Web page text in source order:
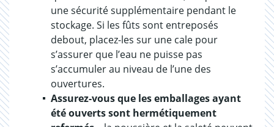
une sécurité supplémentaire pendant le
stockage. Si les fûts sont entreposés
debout, placez-les sur une cale pour
s’assurer que l’eau ne puisse pas
s’accumuler au niveau de l’une des
ouvertures.
Assurez-vous que les emballages ayant
été ouverts sont hermétiquement